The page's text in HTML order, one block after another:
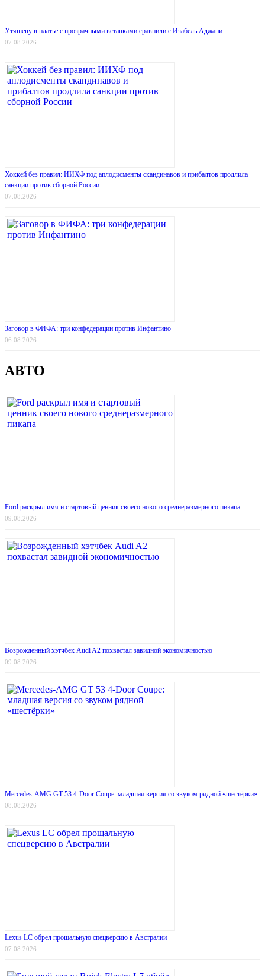
Утяшеву в платье с прозрачными вставками сравнили с Изабель Аджани
07.08.2026
Хоккей без правил: ИИХФ под аплодисменты скандинавов и прибалтов продлила
санкции против сборной России
07.08.2026
Заговор в ФИФА: три конфедерации против Инфантино
06.08.2026
АВТО
Ford раскрыл имя и стартовый ценник своего нового среднеразмерного пикапа
09.08.2026
Возрожденный хэтчбек Audi A2 похвастал завидной экономичностью
09.08.2026
Mercedes-AMG GT 53 4-Door Coupe: младшая версия со звуком рядной «шестёрки»
08.08.2026
Lexus LC обрел прощальную спецверсию в Австралии
07.08.2026